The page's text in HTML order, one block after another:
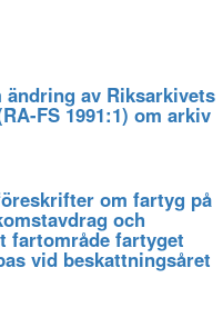
ändring av Riksarkivets
FS 1991:1) om arkiv
om fartyg på
och
fartområde fartyget
vid beskattningsåret